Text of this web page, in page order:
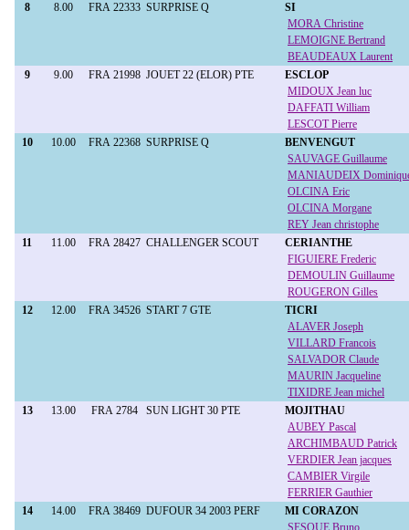
8
8.00 FRA 22333 SURPRISE Q
SI
MORA Christine
LEMOIGNE Bertrand
BEAUDEAUX Laurent
9
9.00 FRA 21998 JOUET 22 (ELOR) PTE
ESCLOP
MIDOUX Jean luc
DAFFATI William
LESCOT Pierre
10
10.00 FRA 22368 SURPRISE Q
BENVENGUT
SAUVAGE Guillaume
MANIAUDEIX
OLCINA Eric
OLCINA Morgane
REY Jean christophe
11
11.00 FRA 28427 CHALLENGER SCOUT
CERIANTHE
FIGUIERE Frederic
DEMOULIN Guillaume
ROUGERON Gilles
12
12.00 FRA 34526 START 7 GTE
TICRI
ALAVER Joseph
VILLARD Francois
SALVADOR Claude
MAURIN Jacqueline
TIXIDRE Jean michel
13
13.00 FRA 2784 SUN LIGHT 30 PTE
MOJITHAU
AUBEY Pascal
ARCHIMBAUD Patrick
VERDIER Jean jacques
CAMBIER Virgile
FERRIER Gauthier
14
14.00 FRA 38469 DUFOUR 34 2003 PERF
MI CORAZON
SESQUE Bruno